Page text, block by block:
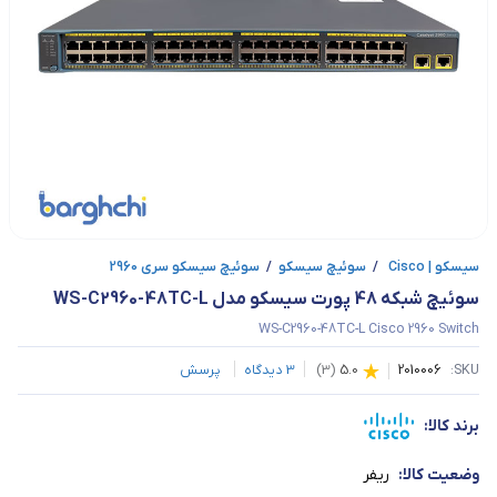
سیسکو | Cisco / سوئیچ سیسکو / سوئیچ سیسکو سری 2960
سوئیچ شبکه 48 پورت سیسکو مدل WS-C2960-48TC-L
WS-C2960-48TC-L Cisco 2960 Switch
SKU:
2010006
5.0
(
3
)
3 دیدگاه پرسش
برند کالا:
وضعیت کالا: ریفر